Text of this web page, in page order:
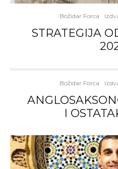
Božidar Forca
STRATEGIJA
Božidar Forca
I